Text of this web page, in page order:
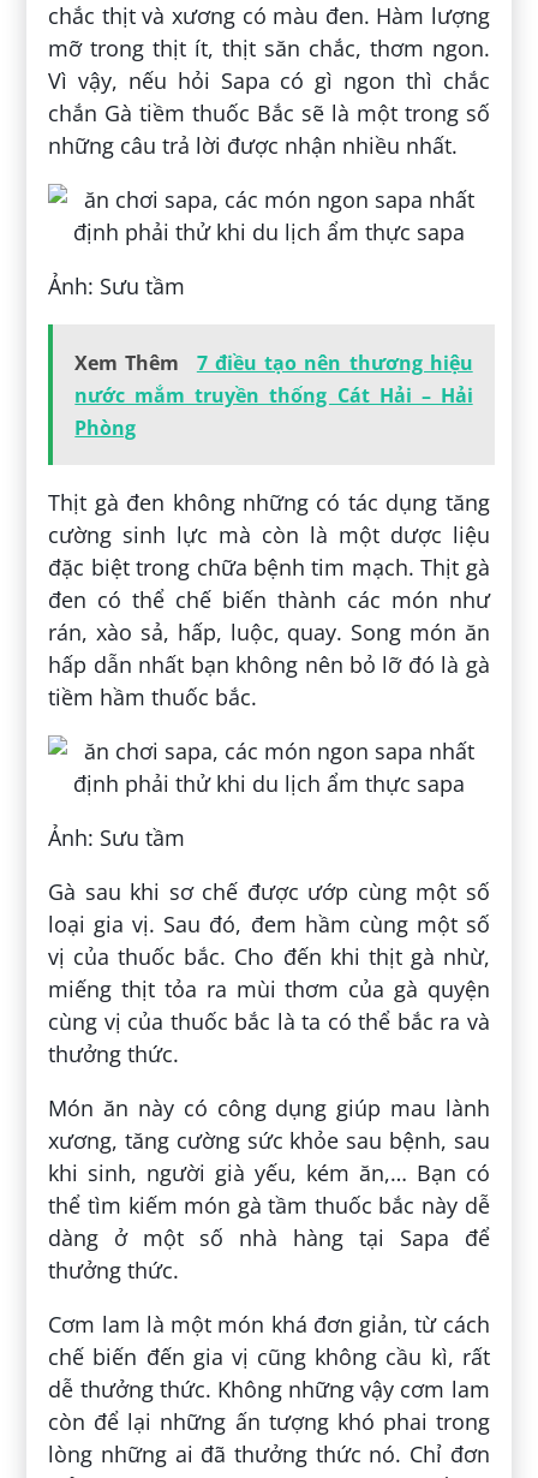
chắc thịt và xương có màu đen. Hàm lượng
mỡ trong thịt ít, thịt săn chắc, thơm ngon.
Vì vậy, nếu hỏi Sapa có gì ngon thì chắc
chắn Gà tiềm thuốc Bắc sẽ là một trong số
những câu trả lời được nhận nhiều nhất.
Ảnh: Sưu tầm
Xem Thêm
7 điều tạo nên thương hiệu
nước mắm truyền thống Cát Hải – Hải
Phòng
Thịt gà đen không những có tác dụng tăng
cường sinh lực mà còn là một dược liệu
đặc biệt trong chữa bệnh tim mạch. Thịt gà
đen có thể chế biến thành các món như
rán, xào sả, hấp, luộc, quay. Song món ăn
hấp dẫn nhất bạn không nên bỏ lỡ đó là gà
tiềm hầm thuốc bắc.
Ảnh: Sưu tầm
Gà sau khi sơ chế được ướp cùng một số
loại gia vị. Sau đó, đem hầm cùng một số
vị của thuốc bắc. Cho đến khi thịt gà nhừ,
miếng thịt tỏa ra mùi thơm của gà quyện
cùng vị của thuốc bắc là ta có thể bắc ra và
thưởng thức.
Món ăn này có công dụng giúp mau lành
xương, tăng cường sức khỏe sau bệnh, sau
khi sinh, người già yếu, kém ăn,… Bạn có
thể tìm kiếm món gà tầm thuốc bắc này dễ
dàng ở một số nhà hàng tại Sapa để
thưởng thức.
Cơm lam là một món khá đơn giản, từ cách
chế biến đến gia vị cũng không cầu kì, rất
dễ thưởng thức. Không những vậy cơm lam
còn để lại những ấn tượng khó phai trong
lòng những ai đã thưởng thức nó. Chỉ đơn